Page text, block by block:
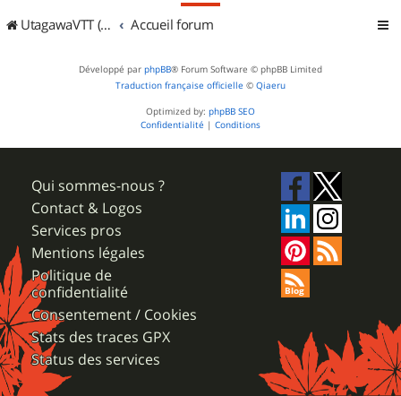
UtagawaVTT (Randos VTT et VTTAE avec traces GPS) Accueil forum
Développé par phpBB® Forum Software © phpBB Limited
Traduction française officielle © Qiaeru
Optimized by: phpBB SEO
Confidentialité | Conditions
Qui sommes-nous ?
Contact & Logos
Services pros
Mentions légales
Politique de
confidentialité
Consentement / Cookies
Stats des traces GPX
Status des services